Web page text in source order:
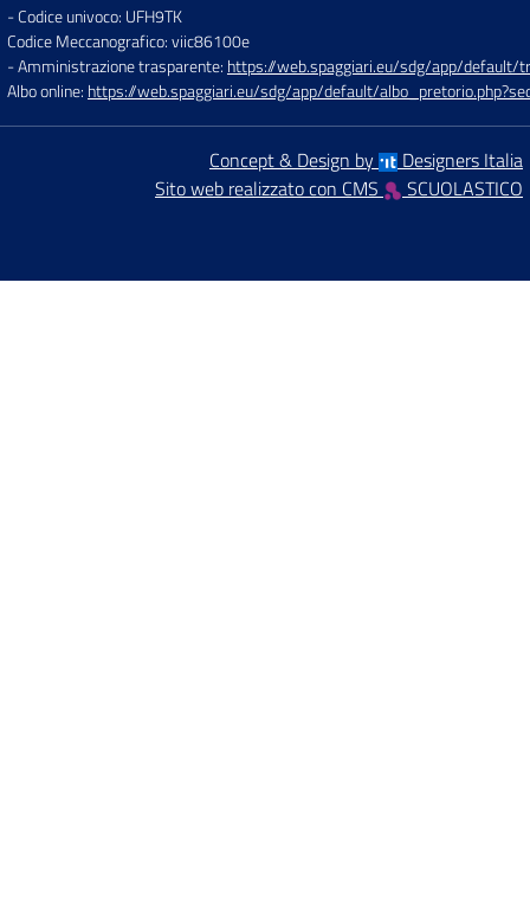
- Codice univoco: UFH9TK
Codice Meccanografico: viic86100e
- Amministrazione trasparente: https://web.spaggiari.eu/sdg/app/default/
Albo online: https://web.spaggiari.eu/sdg/app/default/
Concept & Design by
Designers Italia
Sito web realizzato con CMS
SCUOLASTICO